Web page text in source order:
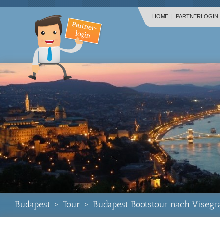
HOME | PARTNERLOGIN
Budapest > Tour > Budapest Bootstour nach